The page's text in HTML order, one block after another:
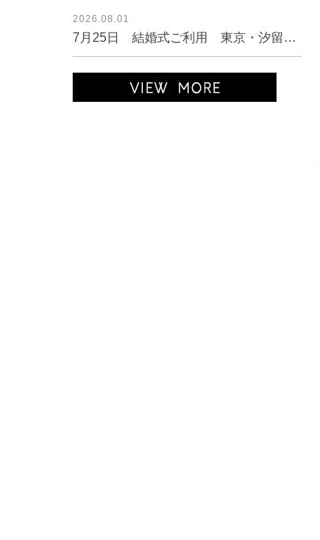
2026.08.01
7月25日 結婚式ご利用 東京・汐留エリア｜AB1-464BE-M（ドレス単品）